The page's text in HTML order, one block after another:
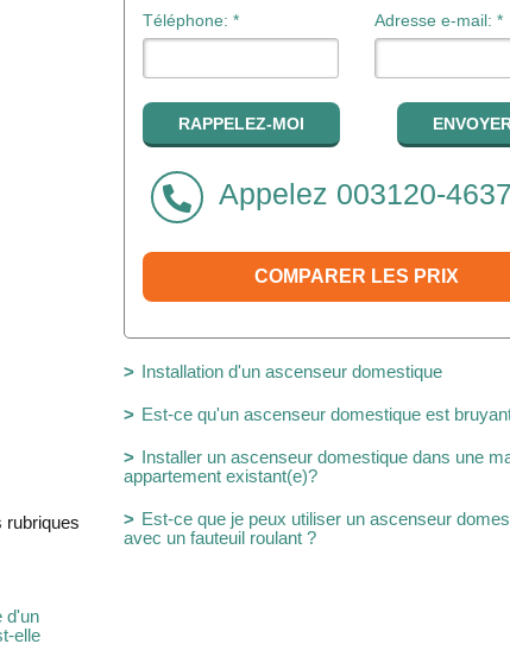
rubriques
d'un
elle
Téléphone: * Adresse e-mail: *
Appelez 003120-
COMPARER LES PRIX
Installation d'un ascenseur domestique
Est-ce qu'un ascenseur domestique est
Installer un ascenseur domestique dans une
appartement existant(e)?
Est-ce que je peux utiliser un ascenseur
avec un fauteuil roulant ?